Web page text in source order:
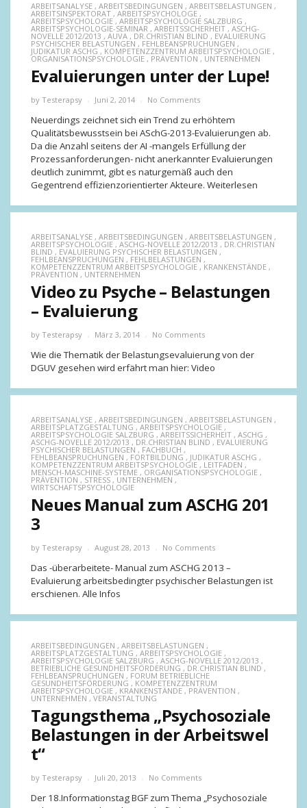
ARBEITSANALYSE , ARBEITSBEDINGUNGEN , ARBEITSBELASTUNGEN ,
ARBEITSINSPEKTORAT , ARBEITSPSYCHOLOGE ,
ARBEITSPSYCHOLOGIE , ARBEITSPSYCHOLOGIE SALZBURG ,
ARBEITSPSYCHOLOGIE-SEMINAR , ARBEITSSICHERHEIT , ASCHG-
NOVELLE 2012/2013 , AUVA , DR.CHRISTIAN BLIND , EVALUIERUNG
PSYCHISCHER BELASTUNGEN , FEHLBEANSPRUCHUNGEN ,
JUDIKATUR ASCHG , KOMPETENZZENTRUM ARBEITSPSYCHOLOGIE ,
ORGANISATIONSPSYCHOLOGIE , PRÄVENTION , UNTERNEHMEN
Evaluierungen unter der Lupe!
by Testerapsy Juni 2, 2014 No Comments
Neuerdings zeichnet sich ein Trend zu erhöhtem
Qualitätsbewusstsein bei ASchG-2013-Evaluierungen ab.
Da die Anzahl seitens der AI -mangels Erfüllung der
Prozessanforderungen- nicht anerkannter Evaluierungen
deutlich zunimmt, gibt es naturgemäß auch den
Gegentrend effizienzorientierter Akteure. Weiterlesen
ARBEITSANALYSE , ARBEITSBEDINGUNGEN , ARBEITSBELASTUNGEN ,
ARBEITSPSYCHOLOGIE , ASCHG-NOVELLE 2012/2013 , DR.CHRISTIAN
BLIND , EVALUIERUNG PSYCHISCHER BELASTUNGEN ,
FEHLBEANSPRUCHUNGEN , FEHLBELASTUNGEN ,
KOMPETENZZENTRUM ARBEITSPSYCHOLOGIE , KRANKENSTÄNDE ,
PRÄVENTION , UNTERNEHMEN
Video zu Psyche – Belastungen
– Evaluierung
by Testerapsy März 3, 2014 No Comments
Wie die Thematik der Belastungsevaluierung von der
DGUV gesehen wird erfährt man hier: Video
ARBEITSANALYSE , ARBEITSBEDINGUNGEN , ARBEITSBELASTUNGEN ,
ARBEITSPLATZGESTALTUNG , ARBEITSPSYCHOLOGIE ,
ARBEITSPSYCHOLOGIE SALZBURG , ARBEITSSICHERHEIT , ASCHG ,
ASCHG-NOVELLE 2012/2013 , DR.CHRISTIAN BLIND , EVALUIERUNG
PSYCHISCHER BELASTUNGEN , FACHBUCH ,
FEHLBEANSPRUCHUNGEN , FORTBILDUNG , JUDIKATUR ASCHG ,
KOMPETENZZENTRUM ARBEITSPSYCHOLOGIE , LEITFADEN ,
MENSCH-MASCHINE-SYSTEME , ORGANISATIONSPSYCHOLOGIE ,
PRÄVENTION , STRESS , UNTERNEHMEN ,
WIRTSCHAFTSPSYCHOLOGIE
Neues Manual zum ASCHG 201
3
by Testerapsy August 28, 2013 No Comments
Das -überarbeitete- Manual zum ASCHG 2013 –
Evaluierung arbeitsbedingter psychischer Belastungen ist
erschienen. Alle Infos
ARBEITSBEDINGUNGEN , ARBEITSBELASTUNGEN ,
ARBEITSPLATZGESTALTUNG , ARBEITSPSYCHOLOGIE ,
ARBEITSPSYCHOLOGIE SALZBURG , ASCHG-NOVELLE 2012/2013 ,
BETRIEBLICHE GESUNDHEITSFÖRDERUNG , DR.CHRISTIAN BLIND ,
FEHLBEANSPRUCHUNGEN , FORUM BETRIEBLICHE
GESUNDHEITSFÖRDERUNG , KOMPETENZZENTRUM
ARBEITSPSYCHOLOGIE , KRANKENSTÄNDE , PRÄVENTION ,
UNTERNEHMEN , VERANSTALTUNG
Tagungsthema „Psychosoziale
Belastungen in der Arbeitswel
t“
by Testerapsy Juli 20, 2013 No Comments
Der 18.Informationstag BGF zum Thema „Psychosoziale